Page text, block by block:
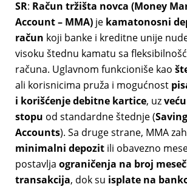
SR: Račun tržišta novca (Money
Account – MMA)je kamatonosni
račun koji banke i kreditne unije
visoku štednu kamatu sa
računa. Uglavnom funkcioniše kao
ali korisnicima pruža i mogućnost
i korišćenje debitne kartice, uz
stopu od standardne štednje (
Accounts). Sa druge strane, MMA
minimalni depozitili obavezno
postavlja ograničenja na broj
transakcija, dok su isplate na